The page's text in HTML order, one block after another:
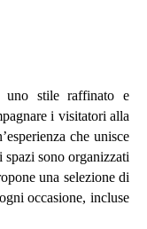
stile raffinato e
i visitatori alla
che unisce
sono organizzati
una selezione di
occasione, incluse